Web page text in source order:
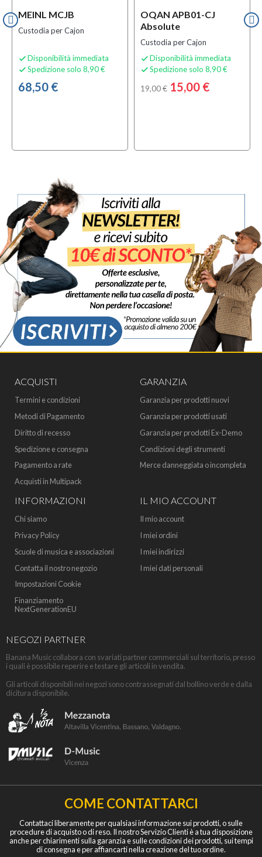
MEINL MCJB
Custodia per Cajon
 Disponibilità immediata
 Spedizione solo 8,90 €
68,50 €
OQAN APB01-CJ
Absolute
Custodia per Cajon
 Disponibilità immediata
 Spedizione solo 8,90 €
19,00 € 15,00 €
ACQUISTI
Termini e condizioni
Metodi di Pagamento
Diritto di recesso
Spedizione e consegna
Pagamento a rate
Acquisti in Multipack
GARANZIA
Garanzia per prodotti nuovi
Garanzia per prodotti usati
Garanzia per prodotti Ex-Demo
Condizioni degli strumenti
Merce danneggiata o incompleta
INFORMAZIONI
Chi siamo
Privacy Policy
Scuole di musica e associazioni
Contatta il nostro negozio
Impostazioni Cookie
Finanziamento
NextGenerationEU
IL MIO ACCOUNT
Il mio account
I miei ordini
I miei indirizzi
I miei dati personali
NEGOZI PARTNER
Banana Music collabora con svariati partner commerciali sul territorio, presso
i quali è possibile reperire e testare gli articoli in vendita.
Gli articoli disponibili nei negozi sono contrassegnati dal bollino verde e dalla
dicitura disponibile.
COME CONTATTARCI
Contattaci liberamente per qualsiasi informazione sui prodotti, o sulle
procedure di acquisto o di reso. Il nostro Servizio Clienti è a tua disposizione
anche per chiarimenti sulla garanzia e sulle condizioni dei prodotti, sui tempi
di consegna e per affiancarti nella creazione del tuo ordine.